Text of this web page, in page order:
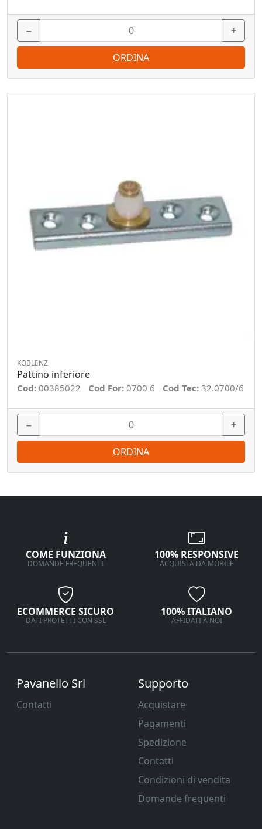
− +
ORDINA
KOBLENZ
Pattino inferiore
Cod: 00385022 Cod For: 0700 6 Cod Tec: 32.0700/6
− +
ORDINA
COME FUNZIONA
DOMANDE FREQUENTI
100% RESPONSIVE
ACQUISTA DA MOBILE
ECOMMERCE SICURO
DATI PROTETTI CON SSL
100% ITALIANO
AFFIDATI A NOI
Pavanello Srl
Contatti
Supporto
Acquistare
Pagamenti
Spedizione
Contatti
Condizioni di vendita
Domande frequenti